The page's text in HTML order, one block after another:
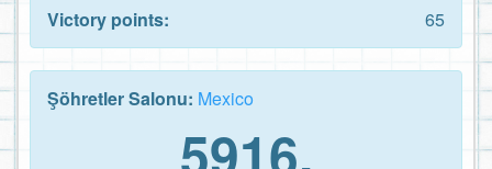
Victory points:
65
Şöhretler Salonu: Mexico